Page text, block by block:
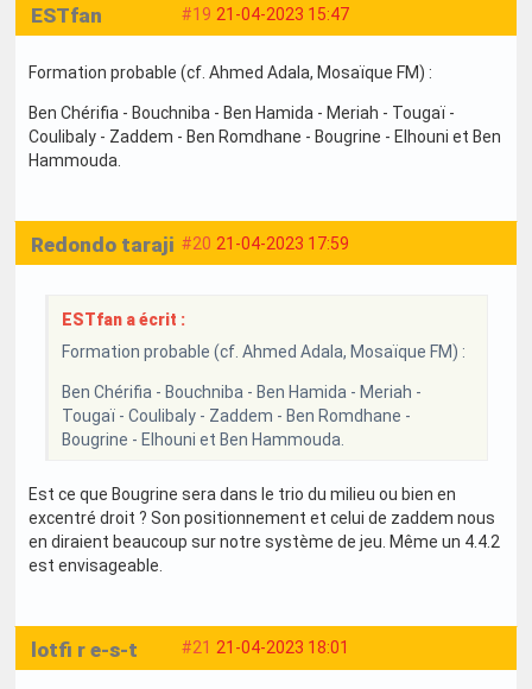
#19 21-04-2023 15:47
ESTfan
Formation probable (cf. Ahmed Adala, Mosaïque FM) :
Ben Chérifia - Bouchniba - Ben Hamida - Meriah - Tougaï -
Coulibaly - Zaddem - Ben Romdhane - Bougrine - Elhouni et Ben
Hammouda.
#20 21-04-2023 17:59
Redondo taraji
ESTfan a écrit :
Formation probable (cf. Ahmed Adala, Mosaïque FM) :
Ben Chérifia - Bouchniba - Ben Hamida - Meriah -
Tougaï - Coulibaly - Zaddem - Ben Romdhane -
Bougrine - Elhouni et Ben Hammouda.
Est ce que Bougrine sera dans le trio du milieu ou bien en
excentré droit ? Son positionnement et celui de zaddem nous
en diraient beaucoup sur notre système de jeu. Même un 4.4.2
est envisageable.
#21 21-04-2023 18:01
lotfi r e-s-t